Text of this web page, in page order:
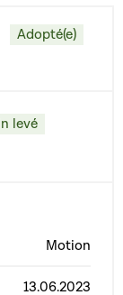
Adopté(e)
levé
Motion
13.06.2023